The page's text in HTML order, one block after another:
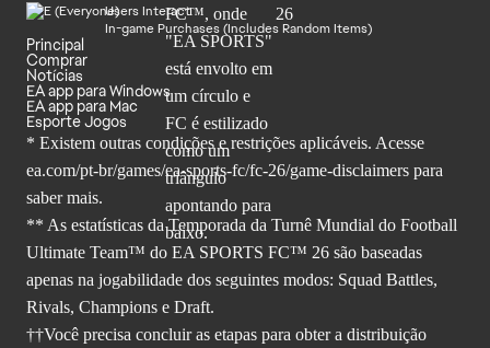
Users Interact
In-game Purchases (Includes Random Items)
Principal
Comprar
Notícias
EA app para Windows
EA app para Mac
Esporte Jogos
* Existem outras condições e restrições aplicáveis. Acesse
ea.com/pt-br/games/ea-sports-fc/fc-26/game-disclaimers para
saber mais.
** As estatísticas da Temporada da Turnê Mundial do Football
Ultimate Team™ do EA SPORTS FC™ 26 são baseadas
apenas na jogabilidade dos seguintes modos: Squad Battles,
Rivals, Champions e Draft.
††Você precisa concluir as etapas para obter a distribuição